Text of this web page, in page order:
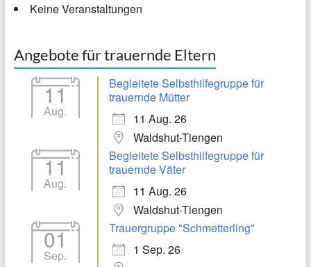
Keine Veranstaltungen
Angebote für trauernde Eltern
11
Aug.
Begleitete Selbsthilfegruppe für
trauernde Mütter
11 Aug. 26
Waldshut-Tiengen
11
Aug.
Begleitete Selbsthilfegruppe für
trauernde Väter
11 Aug. 26
Waldshut-Tiengen
01
Sep.
Trauergruppe "Schmetterling"
1 Sep. 26